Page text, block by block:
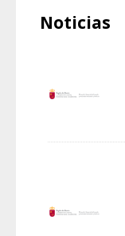
Noticias